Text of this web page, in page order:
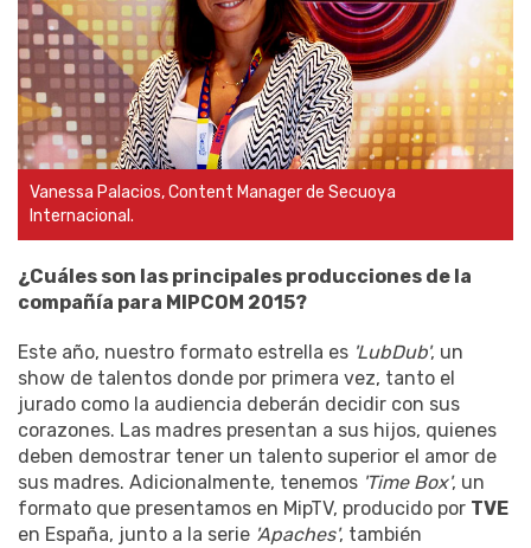
Vanessa Palacios, Content Manager de Secuoya
Internacional.
¿Cuáles son las principales producciones de la
compañía para MIPCOM 2015?
Este año, nuestro formato estrella es 'LubDub', un
show de talentos donde por primera vez, tanto el
jurado como la audiencia deberán decidir con sus
corazones. Las madres presentan a sus hijos, quienes
deben demostrar tener un talento superior el amor de
sus madres. Adicionalmente, tenemos 'Time Box', un
formato que presentamos en MipTV, producido por TVE
en España, junto a la serie 'Apaches', también